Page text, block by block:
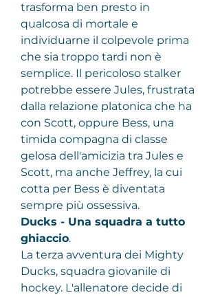
trasforma ben presto in
qualcosa di mortale e
individuarne il colpevole prima
che sia troppo tardi non è
semplice. Il pericoloso stalker
potrebbe essere Jules, frustrata
dalla relazione platonica che ha
con Scott, oppure Bess, una
timida compagna di classe
gelosa dell'amicizia tra Jules e
Scott, ma anche Jeffrey, la cui
cotta per Bess è diventata
sempre più ossessiva.
Ducks - Una squadra a tutto
ghiaccio.
La terza avventura dei Mighty
Ducks, squadra giovanile di
hockey. L'allenatore decide di